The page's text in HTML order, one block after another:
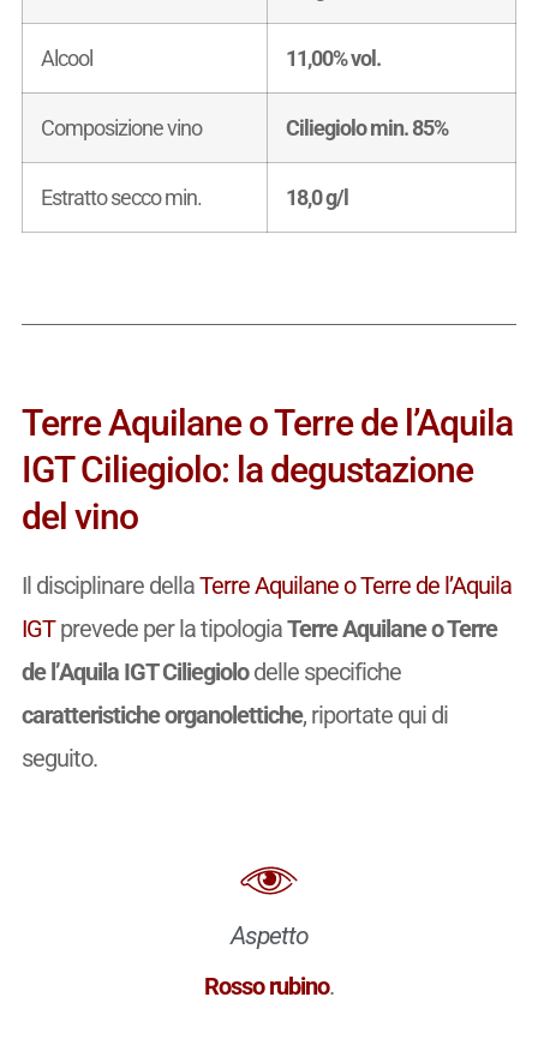
Alcool 11,00% vol.
Composizione vino Ciliegiolo min. 85%
Estratto secco min. 18,0 g/l
Terre Aquilane o Terre de l’Aquila
IGT Ciliegiolo: la degustazione
del vino
Il disciplinare dellaTerre Aquilane o Terre de l’Aquila
IGTprevede per la tipologiaTerre Aquilane o Terre
de l’Aquila IGT Ciliegiolodelle specifiche
caratteristiche organolettiche, riportate qui di
seguito.
Aspetto
Rosso rubino.